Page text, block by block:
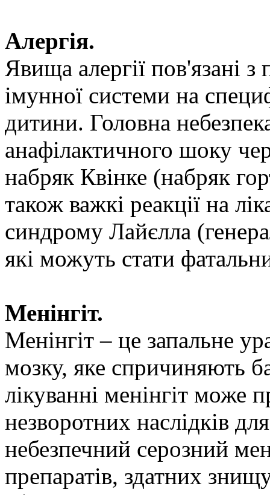
Алергія.
Явища алергії пов'язані
імунної системи на
дитини. Головна
анафілактичного шоку
набряк Квінке (набряк
також важкі реакції на
синдрому Лайєлла
які можуть стати
Менінгіт.
Менінгіт – це запальне
мозку, яке спричиняють
лікуванні менінгіт може
незворотних наслідків
небезпечний серозний
препаратів, здатних